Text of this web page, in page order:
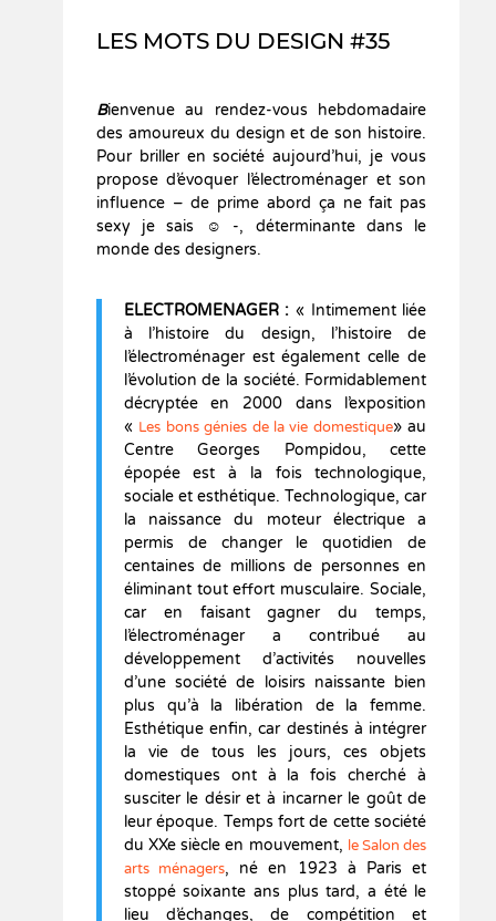
LES MOTS DU DESIGN #35
Bienvenue au rendez-vous hebdomadaire
des amoureux du design et de son histoire.
Pour briller en société aujourd’hui, je vous
propose d’évoquer l’électroménager et son
influence – de prime abord ça ne fait pas
sexy je sais ☺ -, déterminante dans le
monde des designers.
ELECTROMENAGER : « Intimement liée
à l’histoire du design, l’histoire de
l’électroménager est également celle de
l’évolution de la société. Formidablement
décryptée en 2000 dans l’exposition
« Les bons génies de la vie domestique» au
Centre Georges Pompidou, cette
épopée est à la fois technologique,
sociale et esthétique. Technologique, car
la naissance du moteur électrique a
permis de changer le quotidien de
centaines de millions de personnes en
éliminant tout effort musculaire. Sociale,
car en faisant gagner du temps,
l’électroménager a contribué au
développement d’activités nouvelles
d’une société de loisirs naissante bien
plus qu’à la libération de la femme.
Esthétique enfin, car destinés à intégrer
la vie de tous les jours, ces objets
domestiques ont à la fois cherché à
susciter le désir et à incarner le goût de
leur époque. Temps fort de cette société
du XXe siècle en mouvement, le Salon des
arts ménagers, né en 1923 à Paris et
stoppé soixante ans plus tard, a été le
lieu d’échanges, de compétition et